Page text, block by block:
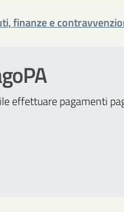
finanze e
effettuare pagamenti